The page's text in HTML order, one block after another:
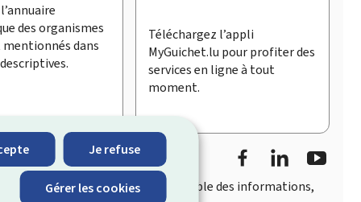
Je refuse
Gérer les cookies
des organismes
dans
Téléchargez l’appli
MyGuichet.lu pour profiter des
services en ligne à tout
moment.
FacebookLinkedIn
rapide et convivial à l’ensemble des informations,